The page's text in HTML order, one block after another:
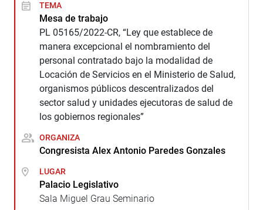
TEMA
Mesa de trabajo
PL 05165/2022-CR, “Ley que establece de
manera excepcional el nombramiento del
personal contratado bajo la modalidad de
Locación de Servicios en el Ministerio de Salud,
organismos públicos descentralizados del
sector salud y unidades ejecutoras de salud de
los gobiernos regionales”
ORGANIZA
Congresista Alex Antonio Paredes Gonzales
LUGAR
Palacio Legislativo
Sala Miguel Grau Seminario